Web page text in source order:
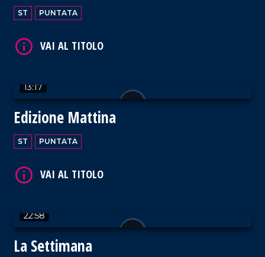
ST PUNTATA
13:17
Edizione Mattina
ST PUNTATA
22:58
La Settimana
VAI AL TITOLO